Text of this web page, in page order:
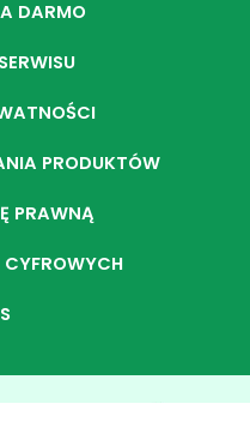
DARMO
PRODUKTÓW
PRAWNĄ